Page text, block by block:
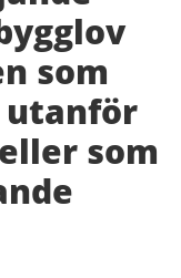
som
utanför
som